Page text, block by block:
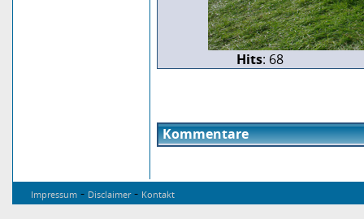
Hits: 68
Kommentare
Impressum - Disclaimer- Kontakt